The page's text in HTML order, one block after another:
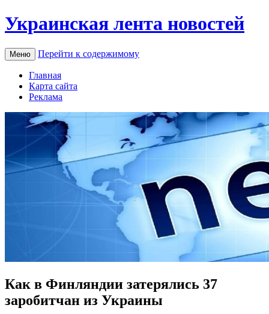
Украинская лента новостей
Меню Перейти к содержимому
Главная
Карта сайта
Реклама
Как в Финляндии затерялись 37
заробитчан из Украины